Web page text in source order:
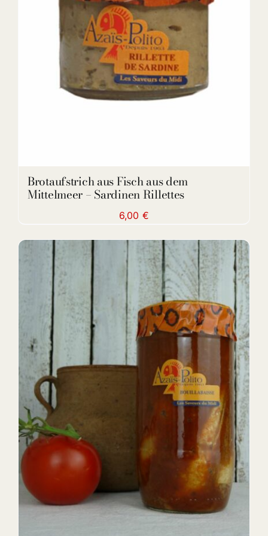
DETAILS
Brotaufstrich aus Fisch aus dem
Mittelmeer – Sardinen Rillettes
6,00 €